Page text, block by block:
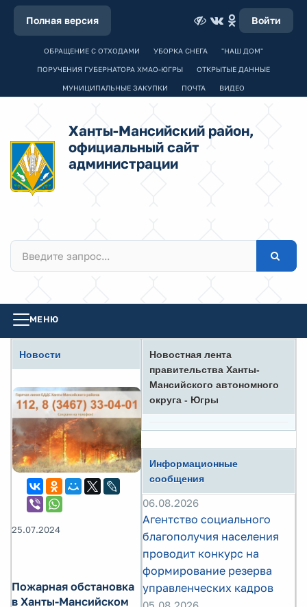
Полная версия Войти
ОБРАЩЕНИЕ С ОТХОДАМИ УБОРКА СНЕГА "НАШ ДОМ"
ПОРУЧЕНИЯ ГУБЕРНАТОРА ХМАО-ЮГРЫ ОТКРЫТЫЕ ДАННЫЕ
МУНИЦИПАЛЬНЫЕ ЗАКУПКИ ПОЧТА ВИДЕО
Ханты-Мансийский район,
официальный сайт
администрации
МЕНЮ
Новости
25.07.2024
Пожарная обстановка
в Ханты-Мансийском
Новостная лента
правительства Ханты-
Мансийского автономного
округа - Югры
Информационные
сообщения
06.08.2026
Агентство социального
благополучия населения
проводит конкурс на
формирование резерва
управленческих кадров